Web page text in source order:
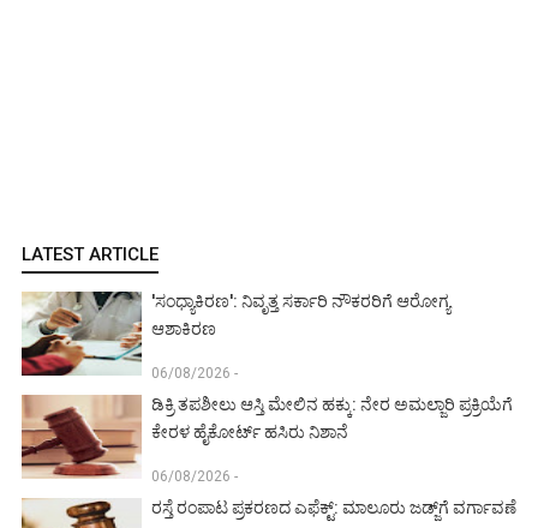
LATEST ARTICLE
'ಸಂಧ್ಯಾಕಿರಣ': ನಿವೃತ್ತ ಸರ್ಕಾರಿ ನೌಕರರಿಗೆ ಆರೋಗ್ಯ
ಆಶಾಕಿರಣ
06/08/2026 -
ಡಿಕ್ರಿ ತಪಶೀಲು ಆಸ್ತಿ ಮೇಲಿನ ಹಕ್ಕು: ನೇರ ಅಮಲ್ಜಾರಿ ಪ್ರಕ್ರಿಯೆಗೆ
ಕೇರಳ ಹೈಕೋರ್ಟ್ ಹಸಿರು ನಿಶಾನೆ
06/08/2026 -
ರಸ್ತೆ ರಂಪಾಟ ಪ್ರಕರಣದ ಎಫೆಕ್ಟ್‌: ಮಾಲೂರು ಜಡ್ಜ್‌ಗೆ ವರ್ಗಾವಣೆ